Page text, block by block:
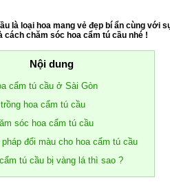
là loại hoa mang vẻ đẹp bí ẩn cùng với
cách chăm sóc hoa cẩm tú cầu nhé !
Nội dung
cẩm tú cầu ở Sài Gòn
hoa cẩm tú cầu
sóc hoa cẩm tú cầu
đổi màu cho hoa cẩm tú cầu
tú cầu bị vàng lá thì sao ?